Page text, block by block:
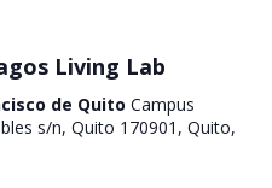
Living Lab
de Quito Campus
s/n, Quito 170901, Quito,